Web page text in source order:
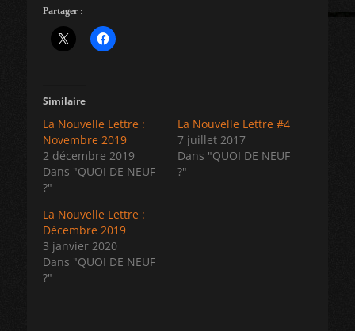
Partager :
Similaire
La Nouvelle Lettre :
Novembre 2019
2 décembre 2019
Dans "QUOI DE NEUF
?"
La Nouvelle Lettre #4
7 juillet 2017
Dans "QUOI DE NEUF
?"
La Nouvelle Lettre :
Décembre 2019
3 janvier 2020
Dans "QUOI DE NEUF
?"